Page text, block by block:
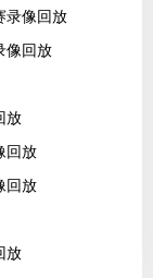
录像回放
像回放
放
回放
回放
放